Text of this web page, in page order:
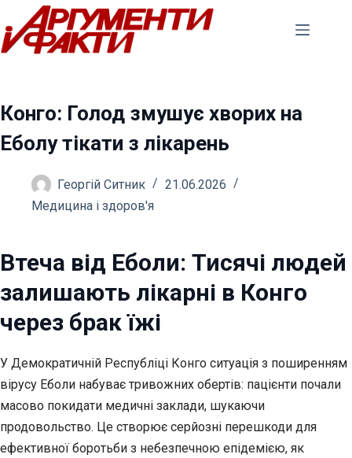
Перейти
до
вмісту
Конго: Голод змушує хворих на
Еболу тікати з лікарень
Георгій Ситник
21.06.2026
Медицина і здоров'я
Втеча від Еболи: Тисячі людей
залишають лікарні в Конго
через брак їжі
У Демократичній Республіці Конго ситуація з поширенням
вірусу Еболи набуває тривожних обертів: пацієнти почали
масово покидати медичні заклади, шукаючи
продовольство. Це створює серйозні перешкоди для
ефективної боротьби з небезпечною епідемією, як